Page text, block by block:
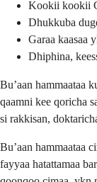
Kookii kookii
Dhukkuba
Garaa kaasaa
Dhiphina,
Bu’aan hammaataa
qaamni kee qoricha
si rakkisan,
Bu’aan hammaataa
fayyaa hatattamaa